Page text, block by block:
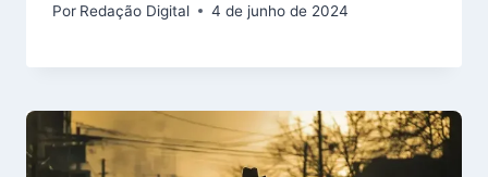
Por Redação Digital 4 de junho de 2024